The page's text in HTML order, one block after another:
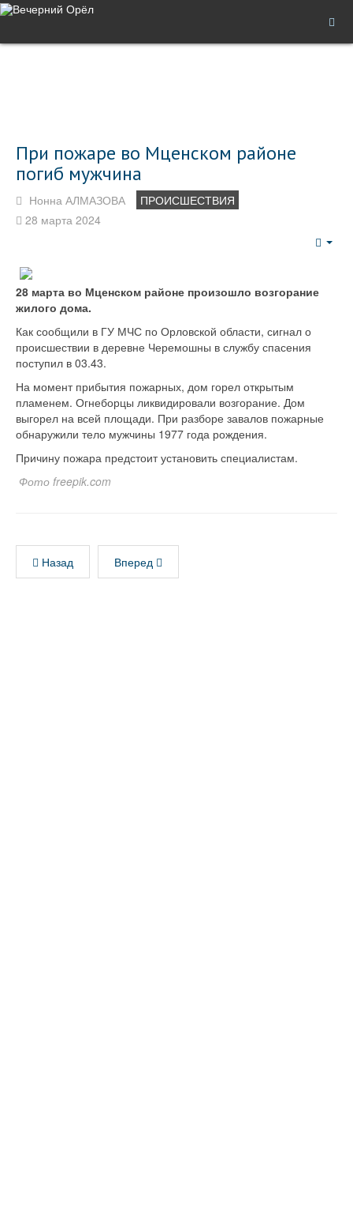
При пожаре во Мценском районе
погиб мужчина
Нонна АЛМАЗОВА
ПРОИСШЕСТВИЯ
28 марта 2024
28 марта во Мценском районе произошло возгорание
жилого дома.
Как сообщили в ГУ МЧС по Орловской области, сигнал о
происшествии в деревне Черемошны в службу спасения
поступил в 03.43.
На момент прибытия пожарных, дом горел открытым
пламенем. Огнеборцы ликвидировали возгорание. Дом
выгорел на всей площади. При разборе завалов пожарные
обнаружили тело мужчины 1977 года рождения.
Причину пожара предстоит установить специалистам.
Фото freepik.com
Назад Вперед